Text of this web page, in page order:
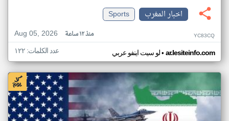
اخبار المغرب
Sports
Aug 05, 2026
منذ ١٢ ساعة YC83CQ
لو سيت اينفو عربي• ar.lesiteinfo.com عدد الكلمات: ١٢٢